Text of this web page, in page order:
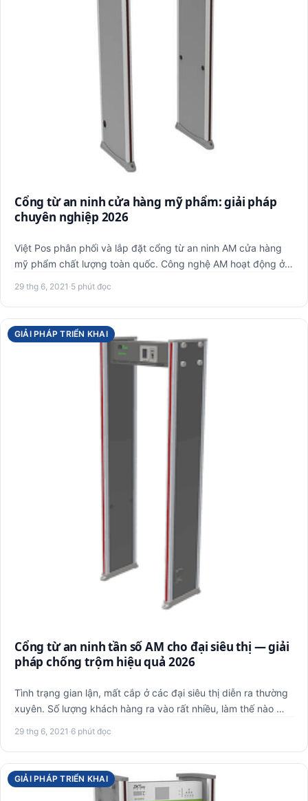
Cổng từ an ninh cửa hàng mỹ phẩm: giải pháp
chuyên nghiệp 2026
Việt Pos phân phối và lắp đặt cổng từ an ninh AM cửa hàng
mỹ phẩm chất lượng toàn quốc. Công nghệ AM hoạt động ở
29 thg 6, 2021 ·5 phút đọc
GIẢI PHÁP TRIỂN KHAI
Cổng từ an ninh tần số AM cho đại siêu thị — giải
pháp chống trộm hiệu quả 2026
Tình trạng gian lận, mất cắp ở các đại siêu thị diễn ra thường
xuyên. Số lượng khách hàng ra vào rất nhiều, làm thế nào …
29 thg 6, 2021 ·6 phút đọc
GIẢI PHÁP TRIỂN KHAI